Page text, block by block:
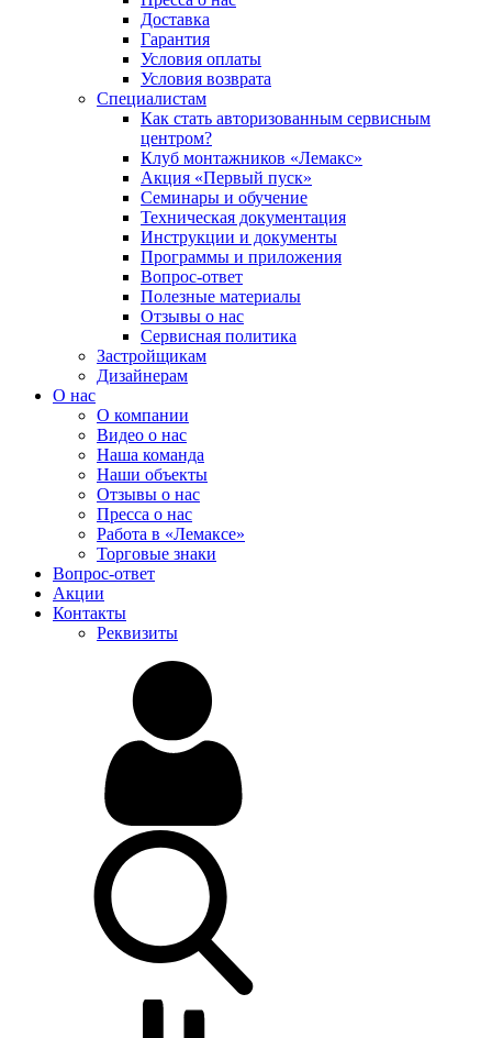
Доставка
Гарантия
Условия оплаты
Условия возврата
Специалистам
Как стать авторизованным сервисным
центром?
Клуб монтажников «Лемакс»
Акция «Первый пуск»
Семинары и обучение
Техническая документация
Инструкции и документы
Программы и приложения
Вопрос-ответ
Полезные материалы
Отзывы о нас
Сервисная политика
Застройщикам
Дизайнерам
О нас
О компании
Видео о нас
Наша команда
Наши объекты
Отзывы о нас
Пресса о нас
Работа в «Лемаксе»
Торговые знаки
Вопрос-ответ
Акции
Контакты
Реквизиты